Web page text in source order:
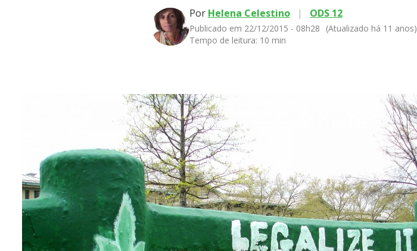
Por Helena Celestino | ODS 12
Publicado em 22/12/2015 - 08h28
(Atualizado há 11 anos)
Tempo de leitura: 10 min